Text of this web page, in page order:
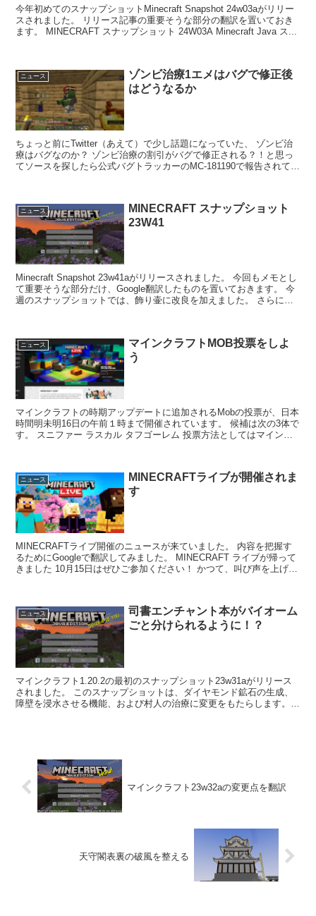
今年初めてのスナップショットMinecraft Snapshot 24w03aがリリー
スされました。 リリース記事の重要そうな部分の翻訳を置いておき
ます。 MINECRAFT スナップショット 24W03A Minecraft Java ス...
ニュース
ゾンビ治療1エメはバグで修正後
はどうなるか
ちょっと前にTwitter（あえて）で少し話題になっていた、 ゾンビ治
療はバグなのか？ ゾンビ治療の割引がバグで修正される？！と思っ
てソースを探したら公式バグトラッカーのMC-181190で報告されて
ニュース
MINECRAFT スナップショット
23W41
Minecraft Snapshot 23w41aがリリースされました。 今回もメモとし
て重要そうな部分だけ、Google翻訳したものを置いておきます。 今
週のスナップショットでは、飾り壷に改良を加えました。 さらに、
ニュース
マインクラフトMOB投票をしよ
う
マインクラフトの時期アップデートに追加されるMobの投票が、日本
時間明未明16日の午前１時まで開催されています。 候補は次の3体で
す。 スニファー ラスカル タフゴーレム 投票方法としてはマインク
ニュース
MINECRAFTライブが開催されま
す
MINECRAFTライブ開催のニュースが来ていました。 内容を把握す
るためにGoogleで翻訳してみました。 MINECRAFT ライブが帰って
きました 10月15日はぜひご参加ください！ かつて、叫び声を上げた
ニュース
司書エンチャント本がバイオーム
ごと分けられるように！？
マインクラフト1.20.2の最初のスナップショット23w31aがリリース
されました。 このスナップショットは、ダイヤモンド鉱石の生成、
障壁を浸水させる機能、および村人の治療に変更をもたらします。ま
マインクラフト23w32aの変更点を翻訳
天守閣表裏の破風を整える